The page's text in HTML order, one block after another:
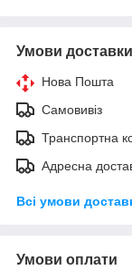
Умови доставки
Нова Пошта
Самовивіз
Транспортна
Адресна
Всі умови
Умови оплати